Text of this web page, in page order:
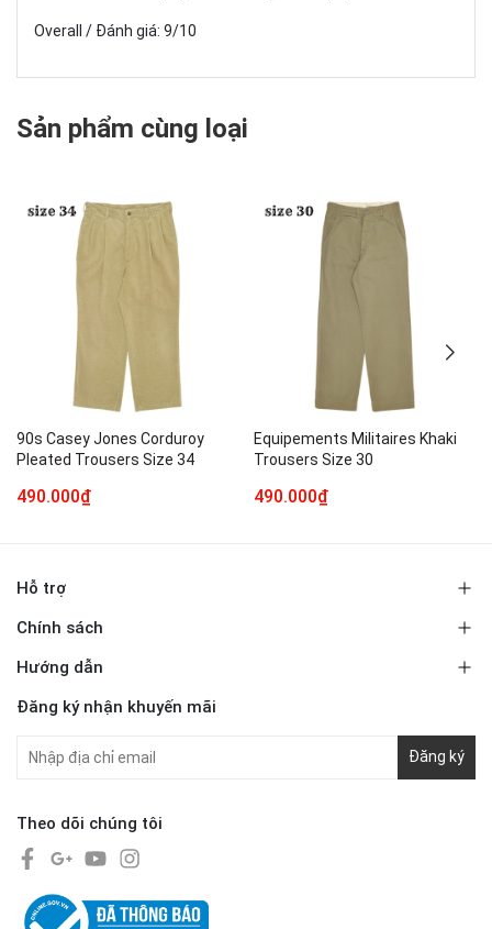
Overall / Đánh giá: 9/10
Sản phẩm cùng loại
90s Casey Jones Corduroy
Pleated Trousers Size 34
490.000₫
Equipements Militaires Khaki
Trousers Size 30
490.000₫
Hỗ trợ
Chính sách
Hướng dẫn
Đăng ký nhận khuyến mãi
Đăng ký
Theo dõi chúng tôi